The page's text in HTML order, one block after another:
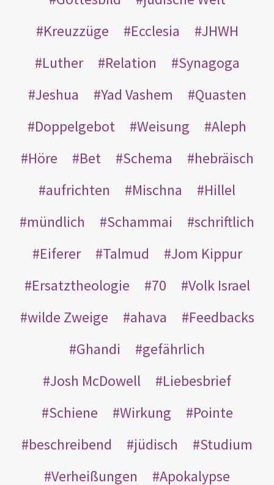
Kreuzzüge
Ecclesia
JHWH
Luther
Relation
Synagoga
Jeshua
Yad Vashem
Quasten
Doppelgebot
Weisung
Aleph
Höre
Bet Schema
hebräisch
aufrichten
Mischna
Hillel
mündlich
Schammai
schriftlich
Eiferer
Talmud
Jom Kippur
Ersatztheologie
70
Volk Israel
wilde Zweige
ahava
Feedbacks
Ghandi
gefährlich
Josh McDowell
Liebesbrief
Schiene
Wirkung
Pointe
beschreibend
jüdisch
Studium
Verheißungen
Apokalypse